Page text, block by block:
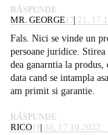
RĂSPUNDE
MR. GEORGE17:21,
Fals. Nici se vinde un
persoane juridice.
dea ganarntia la
data cand se intampla
am primit si garantie.
RĂSPUNDE
RICO18:36, 17.10.2022